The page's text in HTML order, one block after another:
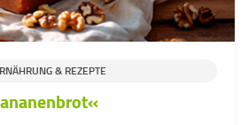
& REZEPTE